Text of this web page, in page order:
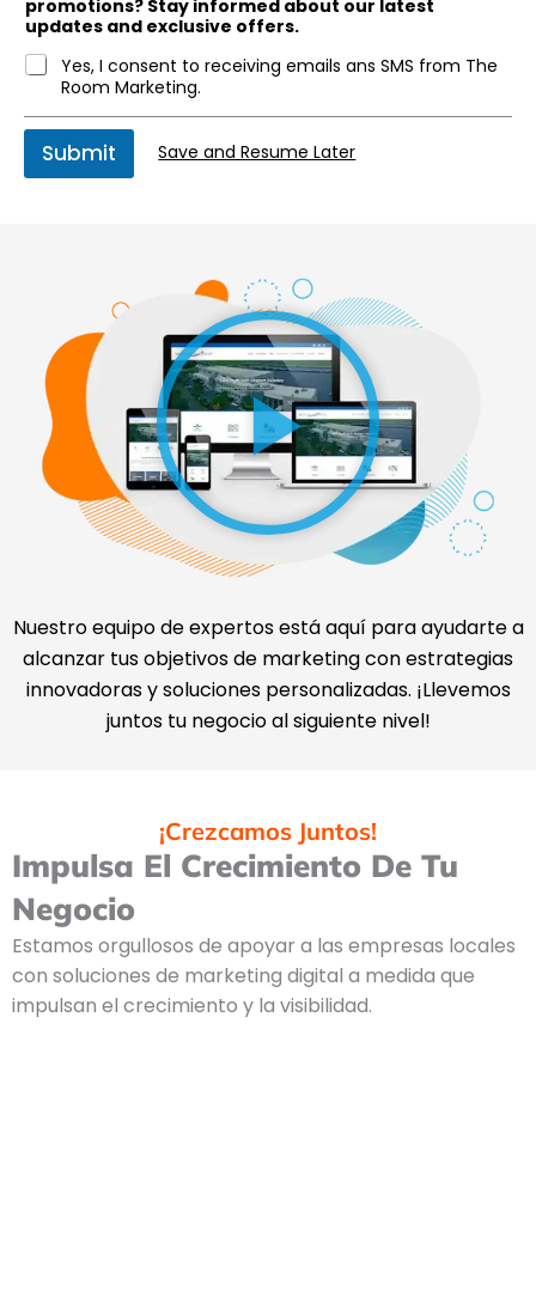
Nuestro equipo de expertos está aquí para ayudarte a
alcanzar tus objetivos de marketing con estrategias
innovadoras y soluciones personalizadas. ¡Llevemos
juntos tu negocio al siguiente nivel!
promotions? Stay informed about our latest
updates and exclusive offers.
Yes, I consent to receiving emails ans SMS from The
Room Marketing.
Submit Save and Resume Later
¡Crezcamos Juntos!
Impulsa El Crecimiento De Tu
Negocio
Estamos orgullosos de apoyar a las empresas locales
con soluciones de marketing digital a medida que
impulsan el crecimiento y la visibilidad.